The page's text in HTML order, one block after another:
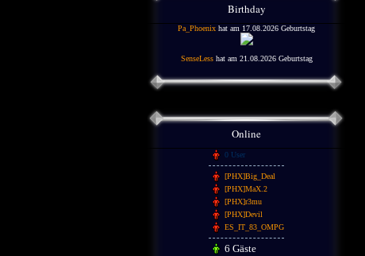
Birthday
Pa_Phoenix hat am 17.08.2026 Geburtstag
SenseLesshat am 21.08.2026 Geburtstag
Online
0 User
[PHX]Big_Deal
[PHX]MaX.2
[PHX]r3mu
[PHX]Devil
ES_IT_83_OMPG
6 Gäste